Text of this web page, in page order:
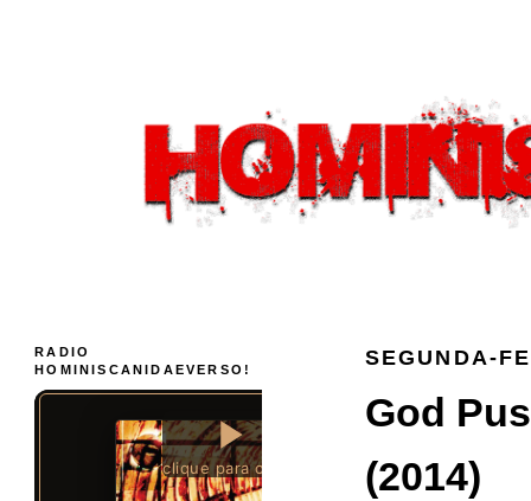
SEGUNDA-
God
(2014)
RADIO
HOMINISCANIDAEVERSO!